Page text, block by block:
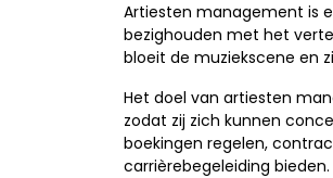
Artiesten management is
bezighouden met het
bloeit de muziekscene en
Het doel van artiesten
zodat zij zich kunnen
boekingen regelen,
carrièrebegeleiding bieden.